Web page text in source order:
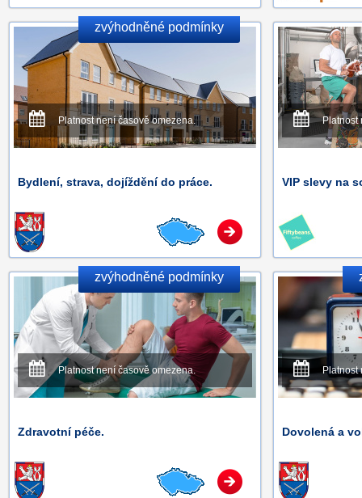
zvýhodněné podmínky
Platnost není časově omezena.
Bydlení, strava, dojíždění do práce.
Platnost
VIP slevy na
zvýhodněné podmínky
Platnost není časově omezena.
Zdravotní péče.
Platnost
Dovolená a